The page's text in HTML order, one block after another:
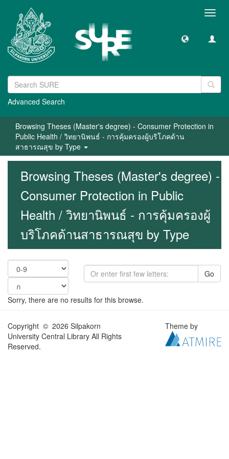
Advanced Search
Browsing Theses (Master's degree) - Consumer Protection in
Public Health / วิทยานิพนธ์ - การคุ้มครองผู้บริโภคด้าน
สาธารณสุข by Type
Browsing Theses (Master's degree) -
Consumer Protection in Public
Health / วิทยานิพนธ์ - การคุ้มครองผู้
บริโภคด้านสาธารณสุข by Type
Go
Sorry, there are no results for this browse.
Copyright © 2026 Silpakorn
University Central Library All Rights
Reserved.
Theme by